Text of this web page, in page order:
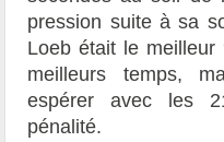
pression suite à sa
Loeb était le meilleur
meilleurs temps,
espérer avec les
pénalité.